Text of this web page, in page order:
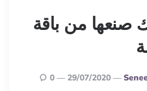
صنعها من باقة
29/07/2020
0